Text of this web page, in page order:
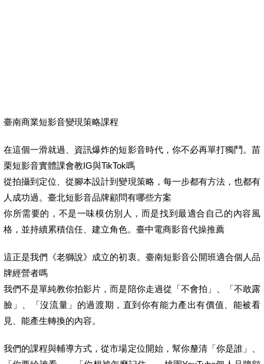
臺南商業短影音變現策略課程
在這個一滑就過、資訊爆炸的短影音時代，你不必再單打獨鬥。苗
栗短影音實體課會教IG與TikTok嗎
從拍攝到定位、從腳本設計到變現策略，每一步都有方法，也都有
人成功過。臺北短影音品牌顧問有哪些方案
你所需要的，不是一味模仿別人，而是找到最適合自己的內容風
格，並持續累積信任、建立角色。臺中電商影音代操推薦
這正是我們《老獅說》成立的初衷。臺南短影音公開班適合個人品
牌經營者嗎
我們不是單純教你拍影片，而是陪你走過從「不會拍」、「不敢露
臉」、「沒流量」的過渡期，直到你有能力產出有價值、能被看
見、能產生轉換的內容。
我們的課程與輔導方式，從市場定位開始，幫你釐清「你是誰」、